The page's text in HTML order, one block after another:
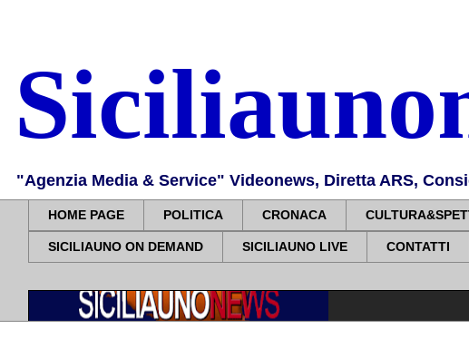
"Agenzia Media & Service" Videonews, Diretta ARS,
HOME PAGE POLITICA CRONACA
SICILIAUNO ON DEMAND SICILIAUNO LIVE CONTATTI